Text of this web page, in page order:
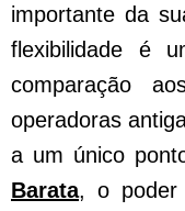
importante da
flexibilidade é
comparação
operadoras
a um único
Barata, o poder